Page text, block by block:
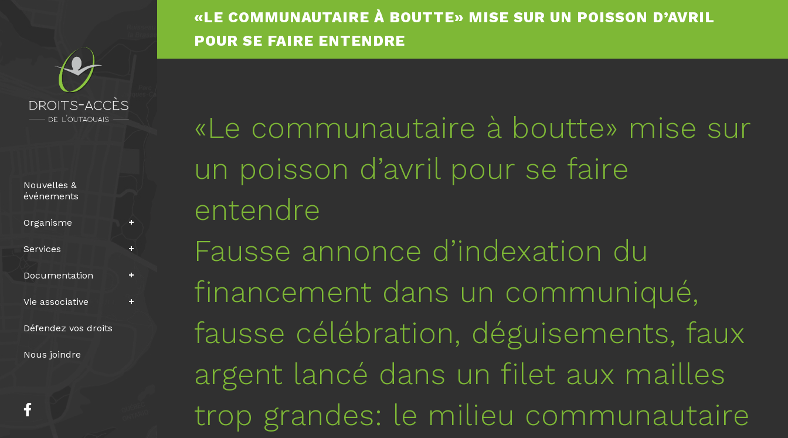
Nouvelles &
événements
Organisme
Services
Documentation
Vie associative
Défendez vos droits
Nous joindre
«LE COMMUNAUTAIRE À BOUTTE» MISE SUR UN POISSON D’AVRIL
POUR SE FAIRE ENTENDRE
«Le communautaire à boutte» mise sur
un poisson d’avril pour se faire
entendre
Fausse annonce d’indexation du
financement dans un communiqué,
fausse célébration, déguisements, faux
argent lancé dans un filet aux mailles
trop grandes: le milieu communautaire